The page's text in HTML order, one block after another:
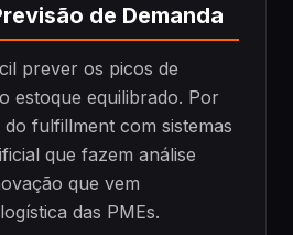
de Demanda
prever os picos de
estoque equilibrado. Por
fulfillment com sistemas
que fazem análise
que vem
das PMEs.